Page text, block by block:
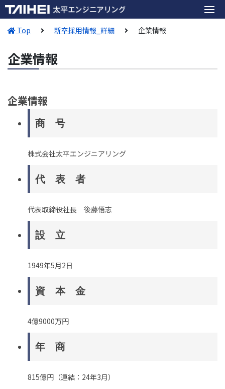
Top 新卒採用情報_詳細 企業情報
企業情報
企業情報
商 号
株式会社太平エンジニアリング
代 表 者
代表取締役社長 後藤悟志
設 立
1949年5月2日
資 本 金
4億9000万円
年 商
815億円（連結：24年3月）